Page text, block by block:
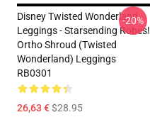
Disney Twisted Wonderland
Leggings - Starsending Robes!
Ortho Shroud (Twisted
Wonderland) Leggings
RB0301
26,63 €$28.95
-20%